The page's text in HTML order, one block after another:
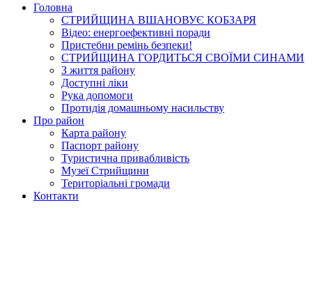
Головна
СТРИЙЩИНА ВШАНОВУЄ КОБЗАРЯ
Відео: енергоефективні поради
Пристебни ремінь безпеки!
СТРИЙЩИНА ГОРДИТЬСЯ СВОЇМИ СИНАМИ
З життя району
Доступні ліки
Рука допомоги
Протидія домашньому насильству
Про район
Карта району
Паспорт району
Туристична привабливість
Музеї Стрийщини
Територіальні громади
Контакти